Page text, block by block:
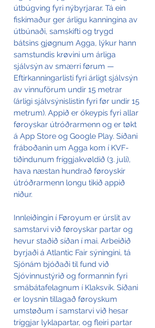
útbúgving fyri nýbyrjarar. Tá ein
fiskimaður ger árligu kanningina av
útbúnaði, samskifti og trygd
bátsins gjøgnum Agga, lýkur hann
samstundis krøvini um árliga
sjálvsýn av smærri førum —
Eftirkanningarlisti fyri árligt sjálvsýn
av vinnuförum undir 15 metrar
(árligi sjálvsýnislistin fyri før undir 15
metrum). Appið er ókeypis fyri allar
føroyskar útróðrarmenn og er tøkt
á App Store og Google Play. Síðani
fráboðanin um Agga kom í KVF-
tíðindunum fríggjakvøldið (3. juli),
hava næstan hundrað føroyskir
útróðrarmenn longu tikið appið
niður.
Innleiðingin í Føroyum er úrslit av
samstarvi við føroyskar partar og
hevur staðið síðan í mai. Arbeiðið
byrjaði á Atlantic Fair sýningini, tá
Sjónám bjóðaði til fund við
Sjóvinnustýrið og formannin fyri
smábátafelagnum í Klaksvík. Síðani
er loysnin tillagað føroyskum
umstøðum í samstarvi við hesar
tríggjar lyklapartar, og fleiri partar